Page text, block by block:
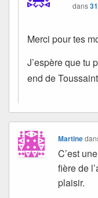
dans
Merci pour tes
J’espère que tu
end de
Martine
C’est
fière de
plaisir.